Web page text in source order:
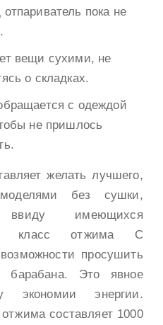
пока не
вещи сухими, не
о складках.
с одеждой
не пришлось
желать лучшего,
без сушки,
имеющихся
класс отжима С
просушить
барабана. Это явное
экономии энергии.
составляет 1000